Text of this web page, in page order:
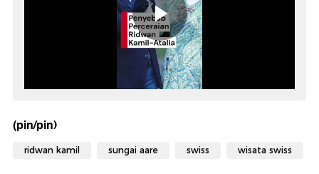
(pin/pin)
ridwan kamil sungai aare swiss wisata swiss